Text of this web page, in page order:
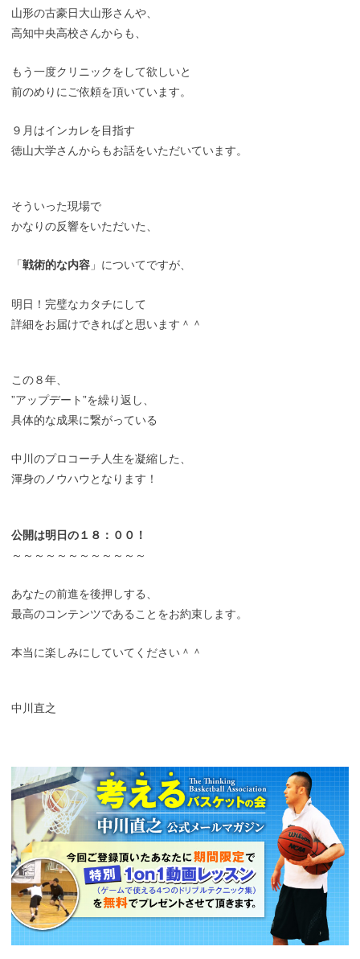
山形の古豪日大山形さんや、
高知中央高校さんからも、
もう一度クリニックをして欲しいと
前のめりにご依頼を頂いています。
９月はインカレを目指す
徳山大学さんからもお話をいただいています。
そういった現場で
かなりの反響をいただいた、
「戦術的な内容 」についてですが、
明日！完璧なカタチにして
詳細をお届けできればと思います＾＾
この８年、
”アップデート”を繰り返し、
具体的な成果に繋がっている
中川のプロコーチ人生を凝縮した、
渾身のノウハウとなります！
公開は明日の１８：００！
～～～～～～～～～～～～
あなたの前進を後押しする、
最高のコンテンツであることをお約束します。
本当に楽しみにしていてください＾＾
中川直之